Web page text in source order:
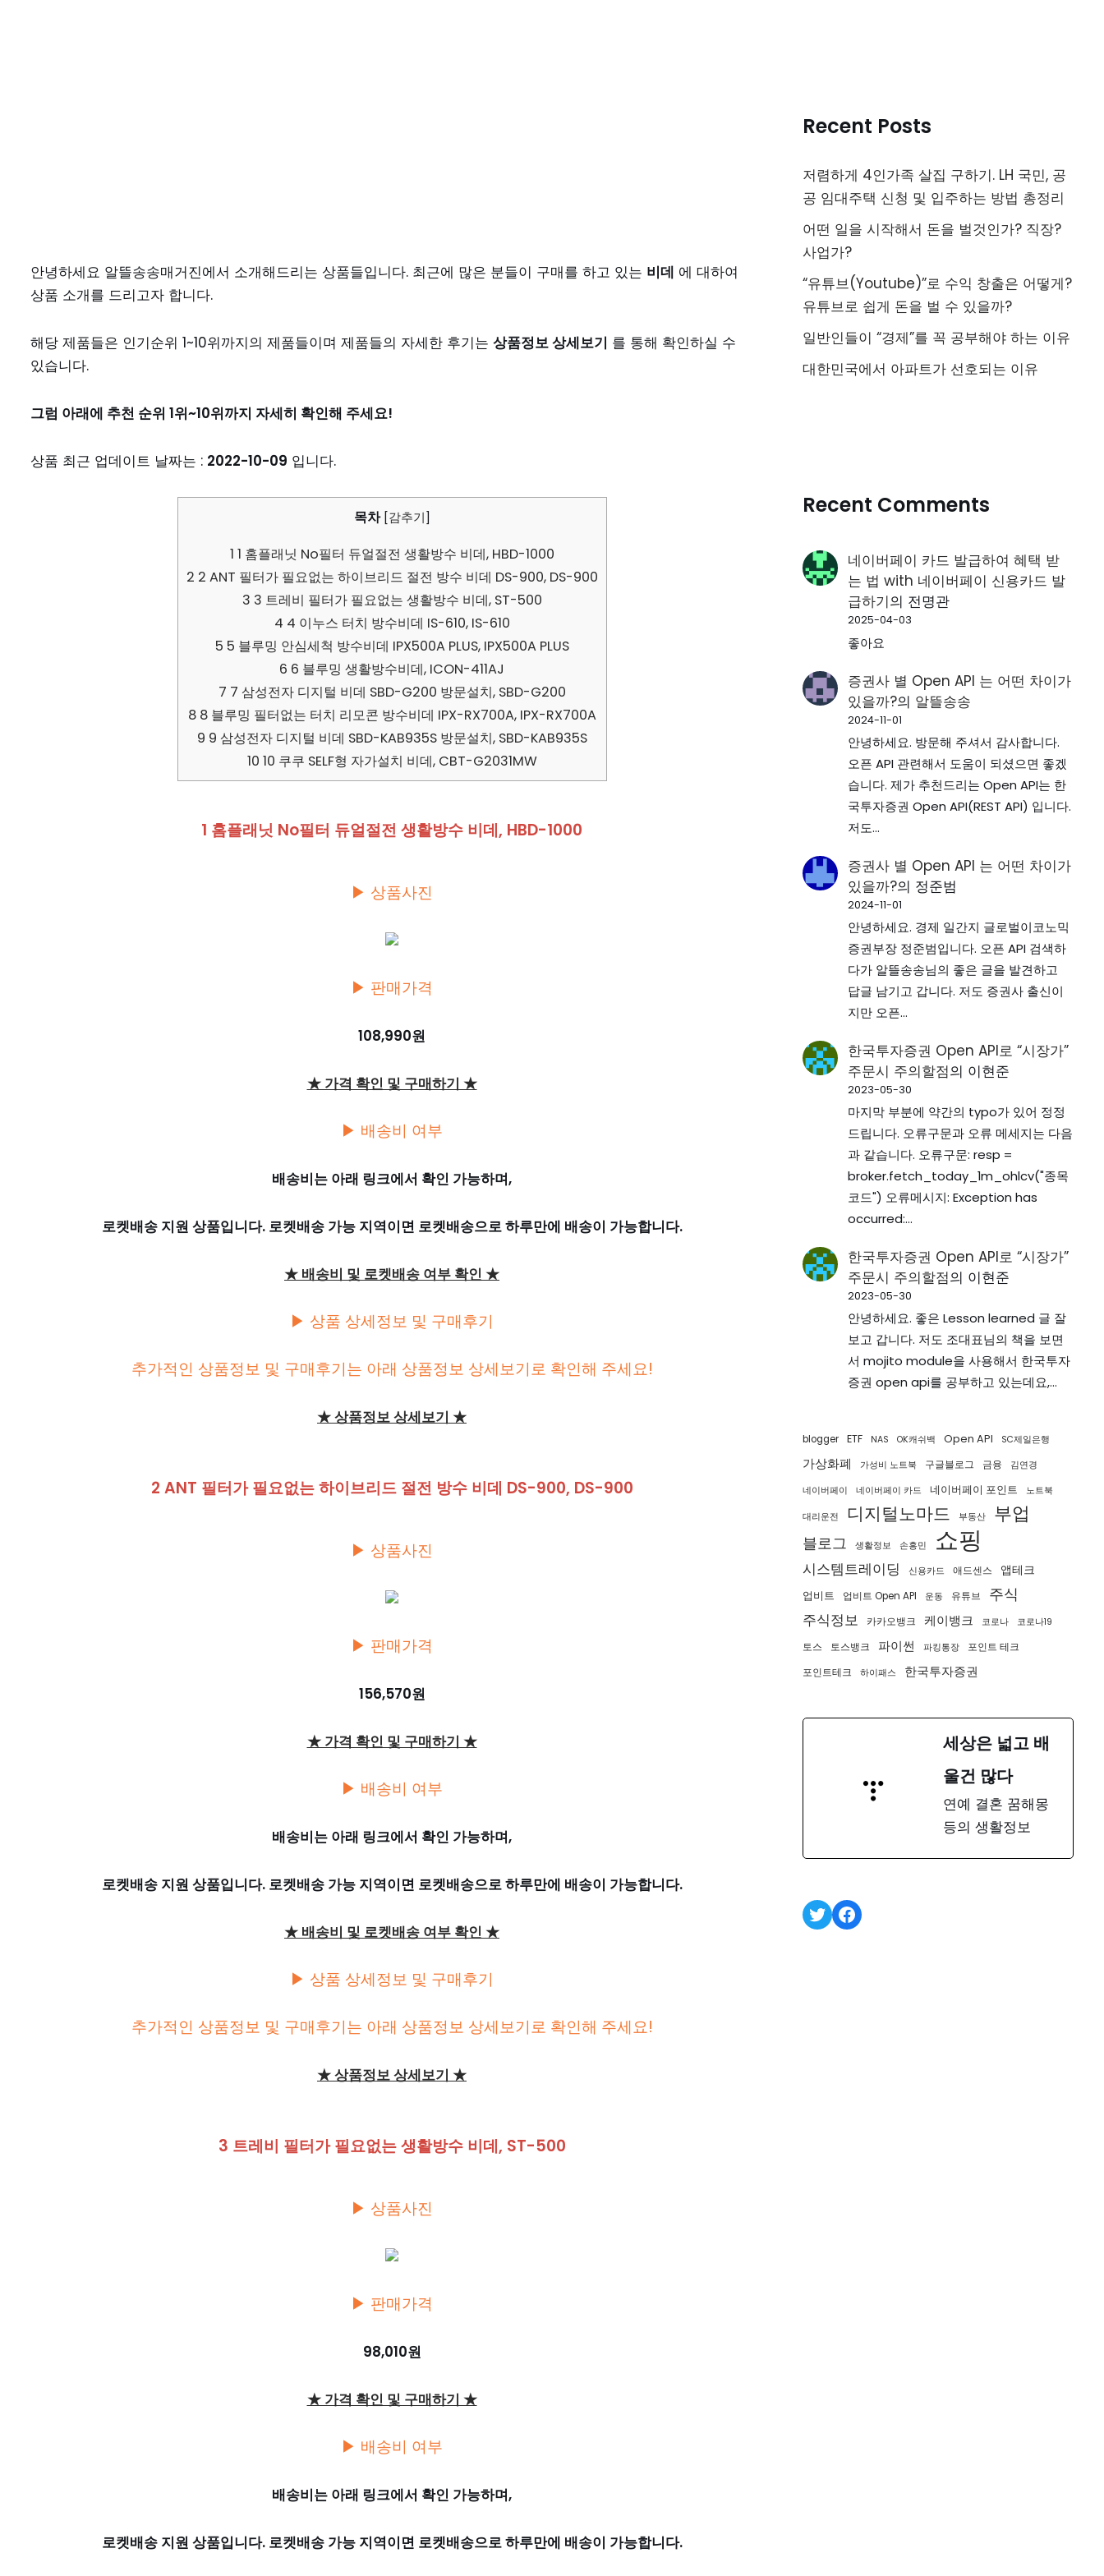
안녕하세요 알뜰송송매거진에서 소개해드리는 상품들입니다. 최근에 많은 분들이 구매를 하고 있는 비데 에 대하여
상품 소개를 드리고자 합니다.
해당 제품들은 인기순위 1~10위까지의 제품들이며 제품들의 자세한 후기는 상품정보 상세보기 를 통해 확인하실 수
있습니다.
그럼 아래에 추천 순위 1위~10위까지 자세히 확인해 주세요!
상품 최근 업데이트 날짜는 : 2022-10-09 입니다.
목차 [감추기 ]
1 1 홈플래닛 No필터 듀얼절전 생활방수 비데, HBD-1000
2 2 ANT 필터가 필요없는 하이브리드 절전 방수 비데 DS-900, DS-900
3 3 트레비 필터가 필요없는 생활방수 비데, ST-500
4 4 이누스 터치 방수비데 IS-610, IS-610
5 5 블루밍 안심세척 방수비데 IPX500A PLUS, IPX500A PLUS
6 6 블루밍 생활방수비데, ICON-411AJ
7 7 삼성전자 디지털 비데 SBD-G200 방문설치, SBD-G200
88 블루밍 필터없는 터치 리모콘 방수비데 IPX-RX700A, IPX-RX700A
9 9 삼성전자 디지털 비데 SBD-KAB935S 방문설치, SBD-KAB935S
10 10 쿠쿠 SELF형 자가설치 비데, CBT-G2031MW
1 홈플래닛 No필터 듀얼절전 생활방수 비데, HBD-1000
▶ 상품사진
▶ 판매가격
108,990원
★ 가격 확인 및 구매하기 ★
▶ 배송비 여부
배송비는 아래 링크에서 확인 가능하며,
로켓배송 지원 상품입니다. 로켓배송 가능 지역이면 로켓배송으로 하루만에 배송이 가능합니다.
★ 배송비 및 로켓배송 여부 확인 ★
▶ 상품 상세정보 및 구매후기
추가적인 상품정보 및 구매후기는 아래 상품정보 상세보기로 확인해 주세요!
★ 상품정보 상세보기 ★
2 ANT 필터가 필요없는 하이브리드 절전 방수 비데 DS-900, DS-900
▶ 상품사진
▶ 판매가격
156,570원
★ 가격 확인 및 구매하기 ★
▶ 배송비 여부
배송비는 아래 링크에서 확인 가능하며,
로켓배송 지원 상품입니다. 로켓배송 가능 지역이면 로켓배송으로 하루만에 배송이 가능합니다.
★ 배송비 및 로켓배송 여부 확인 ★
▶ 상품 상세정보 및 구매후기
추가적인 상품정보 및 구매후기는 아래 상품정보 상세보기로 확인해 주세요!
★ 상품정보 상세보기 ★
3 트레비 필터가 필요없는 생활방수 비데, ST-500
▶ 상품사진
▶ 판매가격
98,010원
★ 가격 확인 및 구매하기 ★
▶ 배송비 여부
배송비는 아래 링크에서 확인 가능하며,
로켓배송 지원 상품입니다. 로켓배송 가능 지역이면 로켓배송으로 하루만에 배송이 가능합니다.
Recent Posts
저렴하게 4인가족 살집 구하기. LH 국민, 공
공 임대주택 신청 및 입주하는 방법 총정리
어떤 일을 시작해서 돈을 벌것인가? 직장?
사업가?
“유튜브(Youtube)”로 수익 창출은 어떻게?
유튜브로 쉽게 돈을 벌 수 있을까?
일반인들이 “경제”를 꼭 공부해야 하는 이유
대한민국에서 아파트가 선호되는 이유
Recent Comments
네이버페이 카드 발급하여 혜택 받
는 법 with 네이버페이 신용카드 발
급하기의 전명관
2025-04-03
좋아요
증권사 별 Open API 는 어떤 차이가
있을까?의 알뜰송송
2024-11-01
안녕하세요. 방문해 주셔서 감사합니다.
오픈 API 관련해서 도움이 되셨으면 좋겠
습니다. 제가 추천드리는 Open API는 한
국투자증권 Open API(REST API) 입니다.
저도…
증권사 별 Open API 는 어떤 차이가
있을까?의 정준범
2024-11-01
안녕하세요. 경제 일간지 글로벌이코노믹
증권부장 정준범입니다. 오픈 API 검색하
다가 알뜰송송님의 좋은 글을 발견하고
답글 남기고 갑니다. 저도 증권사 출신이
지만 오픈…
한국투자증권 Open API로 “시장가”
주문시 주의할점의 이현준
2023-05-30
마지막 부분에 약간의 typo가 있어 정정
드립니다. 오류구문과 오류 메세지는 다음
과 같습니다. 오류구문: resp =
broker.fetch_today_1m_ohlcv("종목
코드") 오류메시지: Exception has
occurred:…
한국투자증권 Open API로 “시장가”
주문시 주의할점의 이현준
2023-05-30
안녕하세요. 좋은 Lesson learned 글 잘
보고 갑니다. 저도 조대표님의 책을 보면
서 mojito module을 사용해서 한국투자
증권 open api를 공부하고 있는데요,…
blogger ETF NAS OK캐쉬백 Open API SC제일은행
가상화폐 가성비 노트북 구글블로그 금융 김연경
네이버페이 네이버페이 카드 네이버페이 포인트 노트북
대리운전 디지털노마드 부동산 부업
블로그 생활정보 손흥민 쇼핑
시스템트레이딩 신용카드 애드센스 앱테크
업비트 업비트 Open API 운동 유튜브 주식
주식정보 카카오뱅크 케이뱅크 코로나 코로나19
토스 토스뱅크 파이썬 파킹통장
포인트 테크
포인트테크
하이패스 한국투자증권
세상은 넓고 배
울건 많다
연예 결혼 꿈해몽
등의 생활정보